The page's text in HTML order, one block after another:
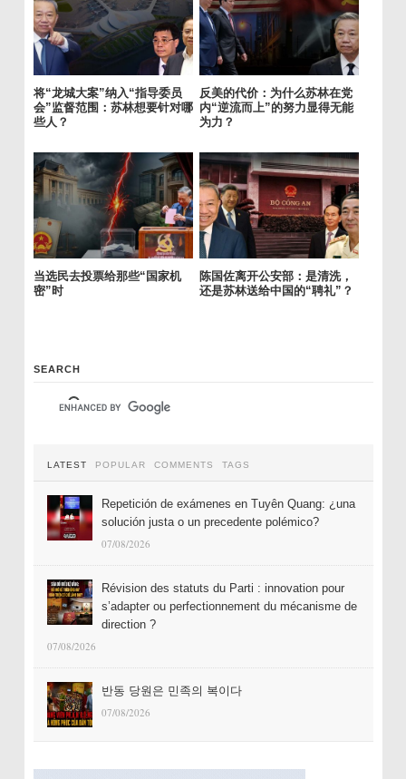
将“龙城大案”纳入“指导委员
会”监督范围：苏林想要针对哪
些人？
反美的代价：为什么苏林在党
内“逆流而上”的努力显得无能
为力？
当选民去投票给那些“国家机
密”时
陈国佐离开公安部：是清洗，
还是苏林送给中国的“聘礼”？
SEARCH
LATEST POPULAR COMMENTS TAGS
Repetición de exámenes en Tuyên Quang: ¿una
solución justa o un precedente polémico?
07/08/2026
Révision des statuts du Parti : innovation pour
s’adapter ou perfectionnement du mécanisme de
direction ?
07/08/2026
반동 당원은 민족의 복이다
07/08/2026